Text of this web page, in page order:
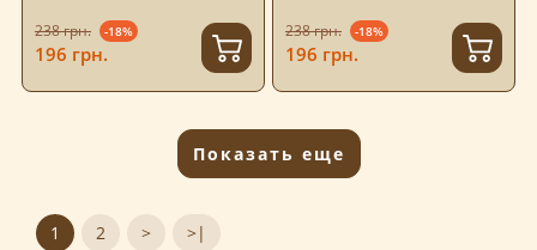
238 грн. -18%
196 грн.
238 грн. -18%
196 грн.
Показать еще
1 2 > >|